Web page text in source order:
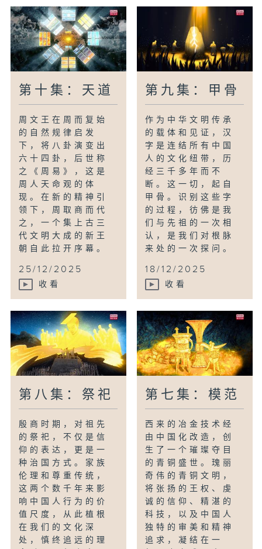
第十集：天道
周文王在周而复始
的自然规律启发
下，将八卦演变出
六十四卦，后世称
之《周易》，这是
周人天命观的体
现。在新的精神引
领下，周取商而代
之，一个集上古三
代文明大成的新王
朝自此拉开序幕。
25/12/2025
收看
第九集：甲骨
作为中华文明传承
的载体和见证，汉
字是连结所有中国
人的文化纽带，历
经三千多年而不
断。这一切，起自
甲骨。识别这些字
的过程，彷佛是我
们与先祖的一次相
认，是我们对根脉
来处的一次探问。
18/12/2025
收看
第八集：祭祀
殷商时期，对祖先
的祭祀，不仅是信
仰的表达，更是一
种治国方式。家族
伦理和尊重传统，
这两个数千年来影
响中国人行为的价
值尺度，从此植根
在我们的文化深
处，慎终追远的理
第七集：模范
西来的冶金技术经
由中国化改造，创
生了一个璀璨夺目
的青铜盛世。瑰丽
奇伟的青铜文明，
将张扬的王权、虔
诚的信仰、精湛的
科技，以及中国人
独特的审美和精神
追求，凝结在一